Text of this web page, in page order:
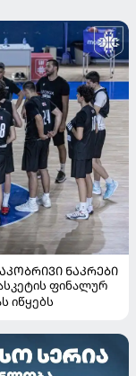
ᲜᲐᲙᲠᲔᲑᲘ
ფინალურ
იწყებს